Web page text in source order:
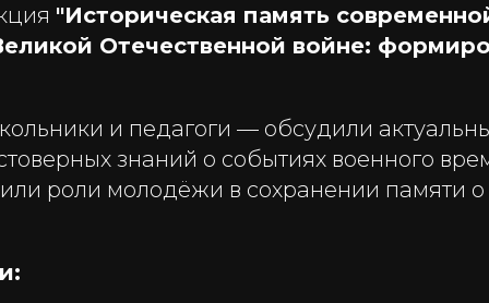
"Историческая память
Отечественной войне:
и педагоги — обсудили
знаний о событиях военного
роли молодёжи в сохранении памяти о